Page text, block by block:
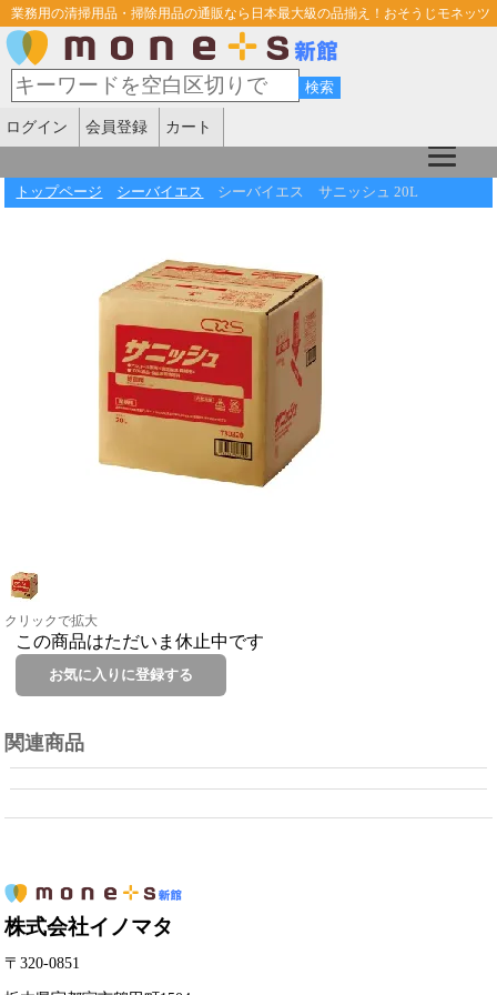
業務用の清掃用品・掃除用品の通販なら日本最大級の品揃え！おそうじモネッツ
ログイン 会員登録 カート
トップページ シーバイエス シーバイエス サニッシュ 20L
クリックで拡大
この商品はただいま休止中です
関連商品
株式会社イノマタ
〒320-0851